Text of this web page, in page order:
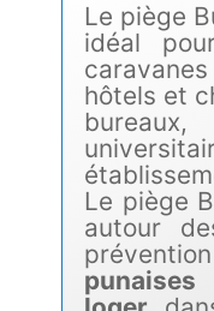
Le piège
idéal
hôtels et
Le piège
autour